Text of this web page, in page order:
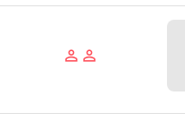
person_outline
person_outline